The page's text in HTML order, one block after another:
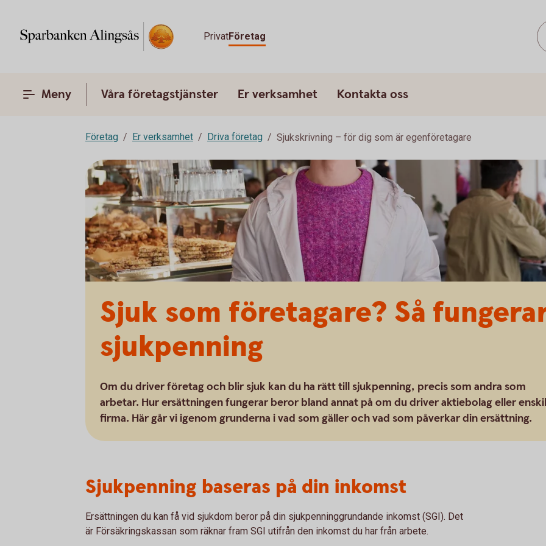
PrivatFöretag
Meny Våra företagstjänster Er verksamhet Kontakta oss
Företag Er verksamhet Driva företag Sjukskrivning – för dig som är egenföretagare
Sjuk som företagare? Så
sjukpenning
Om du driver företag och blir sjuk kan du ha rätt till sjukpenning, precis som andra som
arbetar. Hur ersättningen fungerar beror bland annat på om du driver aktiebolag eller
firma. Här går vi igenom grunderna i vad som gäller och vad som påverkar din ersättning.
Sjukpenning baseras på din inkomst
Ersättningen du kan få vid sjukdom beror på din sjukpenninggrundande inkomst (SGI). Det
är Försäkringskassan som räknar fram SGI utifrån den inkomst du har från arbete.